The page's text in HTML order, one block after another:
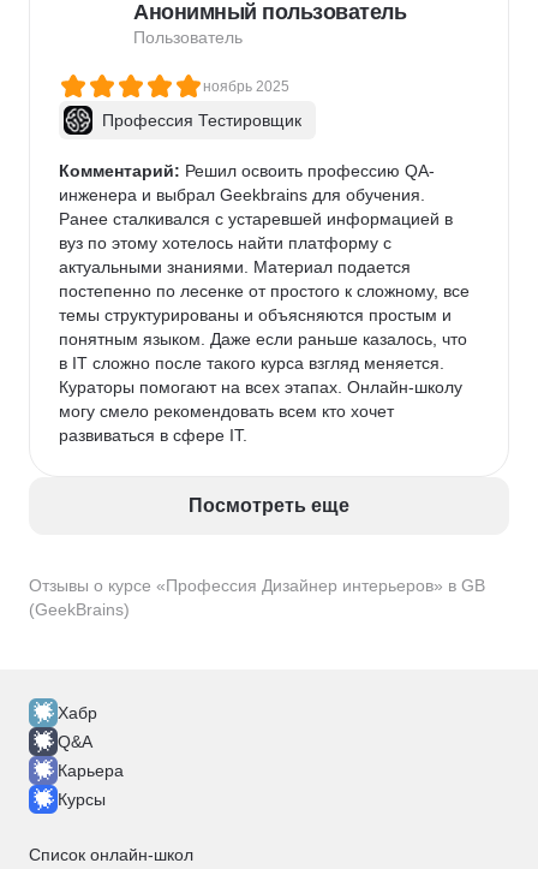
Отзывы о курсе «Профессия Дизайнер интерьеров» в GB
(GeekBrains)
практике работа над заданиями занимает гораздо
больше времени, чем длится урок.
Анонимный пользователь
Пользователь
ноябрь 2025
Профессия Тестировщик
Комментарий: Решил освоить профессию QA-
инженера и выбрал Geekbrains для обучения.
Ранее сталкивался с устаревшей информацией в
вуз по этому хотелось найти платформу с
актуальными знаниями. Материал подается
постепенно по лесенке от простого к сложному, все
темы структурированы и объясняются простым и
понятным языком. Даже если раньше казалось, что
в IT сложно после такого курса взгляд меняется.
Кураторы помогают на всех этапах. Онлайн-школу
могу смело рекомендовать всем кто хочет
развиваться в сфере IT.
Посмотреть еще
Хабр
Q&A
Карьера
Курсы
Список онлайн-школ